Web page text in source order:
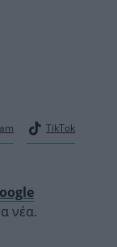
TikTok
νέα.